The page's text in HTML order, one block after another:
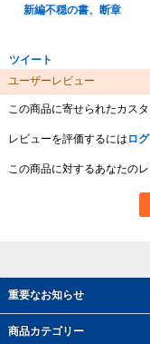
重要なお知らせ
商品カテゴリー
新編不穏の書、断章
ツイート
ユーザーレビュー
この商品に寄せられたカス
レビューを評価するには ロ
この商品に対するあなたの